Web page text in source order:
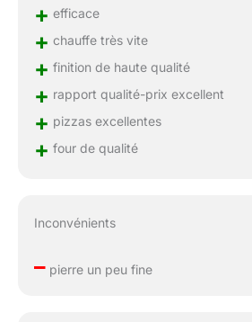
+ efficace
+ chauffe très vite
+ finition de haute qualité
+ rapport qualité-prix excellent
+ pizzas excellentes
+ four de qualité
Inconvénients
–pierre un peu fine